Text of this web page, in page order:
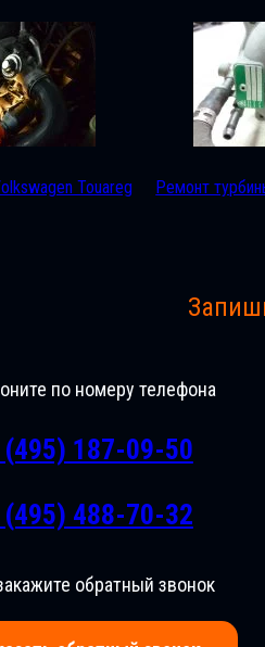
Touareg Ремонт
по номеру телефона
(495) 187-09-50
(495) 488-70-32
обратный звонок